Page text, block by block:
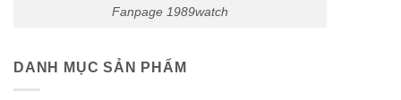
Fanpage 1989watch
DANH MỤC SẢN PHẨM